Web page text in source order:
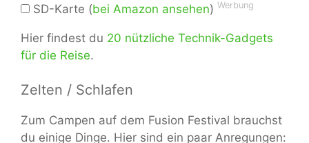
SD-Karte (bei Amazon ansehen) Werbung
Hier findest du 20 nützliche Technik-Gadgets
für die Reise.
Zelten / Schlafen
Zum Campen auf dem Fusion Festival brauchst
du einige Dinge. Hier sind ein paar Anregungen: